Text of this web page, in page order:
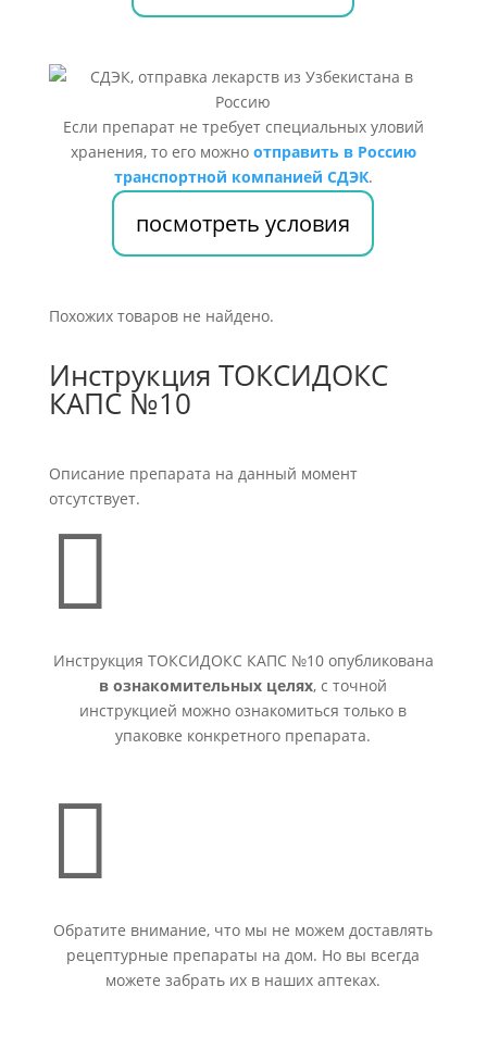
Если препарат не требует специальных уловий
хранения, то его можно отправить в Россию
транспортной компанией СДЭК.
посмотреть условия
Похожих товаров не найдено.
Инструкция ТОКСИДОКС
КАПС №10
Описание препарата на данный момент
отсутствует.

Инструкция ТОКСИДОКС КАПС №10 опубликована
в ознакомительных целях, с точной
инструкцией можно ознакомиться только в
упаковке конкретного препарата.

Обратите внимание, что мы не можем доставлять
рецептурные препараты на дом. Но вы всегда
можете забрать их в наших аптеках.